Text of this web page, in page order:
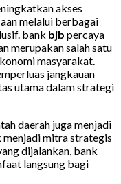
akses
melalui berbagai
bank bjb percaya
merupakan salah satu
masyarakat.
jangkauan
utama dalam strategi
daerah juga menjadi
menjadi mitra strategis
dijalankan, bank
langsung bagi